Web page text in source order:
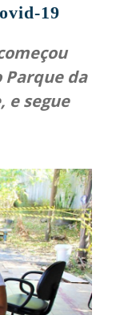
19
Parque da
e segue